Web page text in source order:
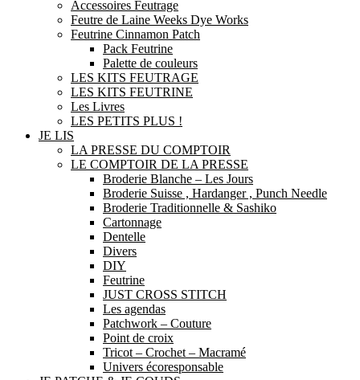
Accessoires Feutrage
Feutre de Laine Weeks Dye Works
Feutrine Cinnamon Patch
Pack Feutrine
Palette de couleurs
LES KITS FEUTRAGE
LES KITS FEUTRINE
Les Livres
LES PETITS PLUS !
JE LIS
LA PRESSE DU COMPTOIR
LE COMPTOIR DE LA PRESSE
Broderie Blanche – Les Jours
Broderie Suisse , Hardanger , Punch Needle
Broderie Traditionnelle & Sashiko
Cartonnage
Dentelle
Divers
DIY
Feutrine
JUST CROSS STITCH
Les agendas
Patchwork – Couture
Point de croix
Tricot – Crochet – Macramé
Univers écoresponsable